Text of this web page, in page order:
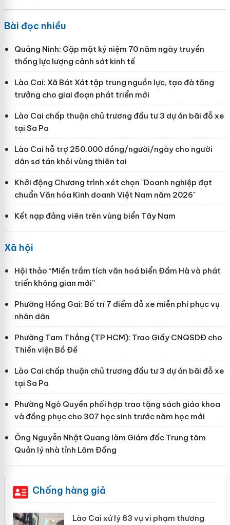
Bài đọc nhiều
Quảng Ninh: Gặp mặt kỷ niệm 70 năm ngày truyền
thống lực lượng cảnh sát kinh tế
Lào Cai: Xã Bát Xát tập trung nguồn lực, tạo đà tăng
trưởng cho giai đoạn phát triển mới
Lào Cai chấp thuận chủ trương đầu tư 3 dự án bãi đỗ xe
tại Sa Pa
Lào Cai hỗ trợ 250.000 đồng/người/ngày cho người
dân sơ tán khỏi vùng thiên tai
Khởi động Chương trình xét chọn "Doanh nghiệp đạt
chuẩn Văn hóa Kinh doanh Việt Nam năm 2026"
Kết nạp đảng viên trên vùng biển Tây Nam
Xã hội
Hội thảo “Miền trầm tích văn hoá biển Đầm Hà và phát
triển không gian mới”
Phường Hồng Gai: Bố trí 7 điểm đỗ xe miễn phí phục vụ
nhân dân
Phường Tam Thắng (TP HCM): Trao Giấy CNQSDĐ cho
Thiền viện Bồ Đề
Lào Cai chấp thuận chủ trương đầu tư 3 dự án bãi đỗ xe
tại Sa Pa
Phường Ngô Quyền phối hợp trao tặng sách giáo khoa
và đồng phục cho 307 học sinh trước năm học mới
Ông Nguyễn Nhật Quang làm Giám đốc Trung tâm
Quản lý nhà tỉnh Lâm Đồng
Chống hàng giả
Lào Cai xử lý 83 vụ vi phạm thương